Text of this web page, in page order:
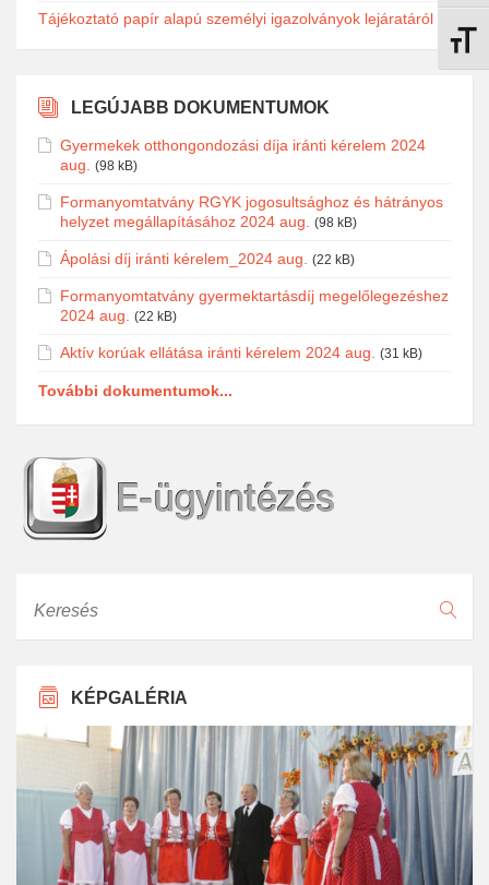
Tájékoztató papír alapú személyi igazolványok lejáratáról
LEGÚJABB DOKUMENTUMOK
Gyermekek otthongondozási díja iránti kérelem 2024
aug.
(98 kB)
Formanyomtatvány RGYK jogosultsághoz és hátrányos
helyzet megállapításához 2024 aug.
(98 kB)
Ápolási díj iránti kérelem_2024 aug. (22 kB)
Formanyomtatvány gyermektartásdíj megelőlegezéshez
2024 aug.
(22 kB)
Aktív korúak ellátása iránti kérelem 2024 aug. (31 kB)
További dokumentumok...
KÉPGALÉRIA